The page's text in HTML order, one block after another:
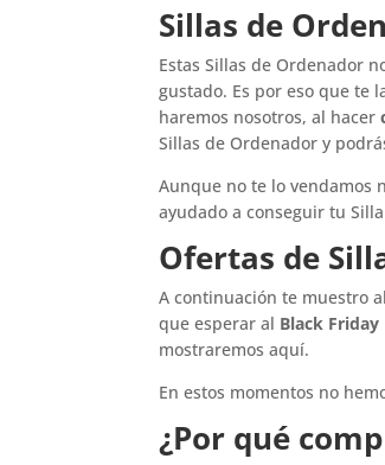
Sillas de
Estas Sillas de Ordenador
gustado. Es por eso que te
haremos nosotros, al hacer
Sillas de Ordenador y
Aunque no te lo vendamos
ayudado a conseguir tu
Ofertas de
A continuación te muestro
que esperar al Black Friday
mostraremos aquí.
En estos momentos no
¿Por qué